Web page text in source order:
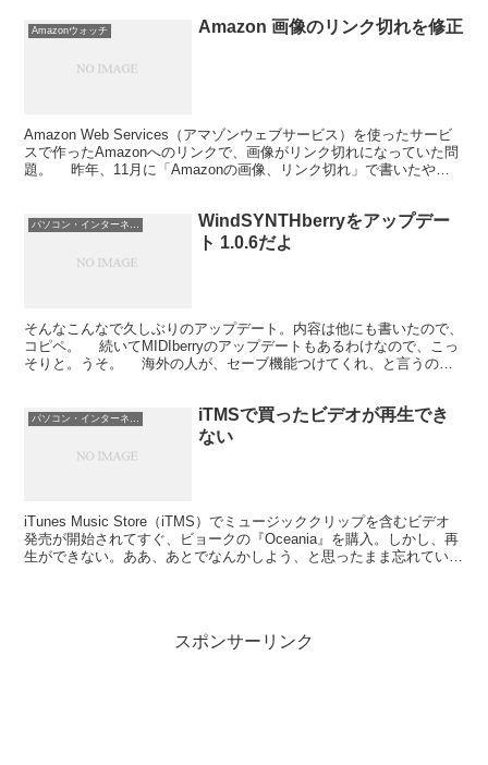
Amazonウォッチ Amazon 画像のリンク切れを修正
Amazon Web Services（アマゾンウェブサービス）を使ったサービ
スで作ったAmazonへのリンクで、画像がリンク切れになっていた問
題。 昨年、11月に「Amazonの画像、リンク切れ」で書いたや
WindSYNTHberryをアップデー
ト 1.0.6だよ
そんなこんなで久しぶりのアップデート。内容は他にも書いたので、
コピペ。 続いてMIDIberryのアップデートもあるわけなので、こっ
そりと。うそ。 海外の人が、セーブ機能つけてくれ、と言うので
iTMSで買ったビデオが再生でき
ない
iTunes Music Store（iTMS）でミュージッククリップを含むビデオ
発売が開始されてすぐ、ビョークの『Oceania』を購入。しかし、再
生ができない。ああ、あとでなんかしよう、と思ったまま忘れていた
スポンサーリンク